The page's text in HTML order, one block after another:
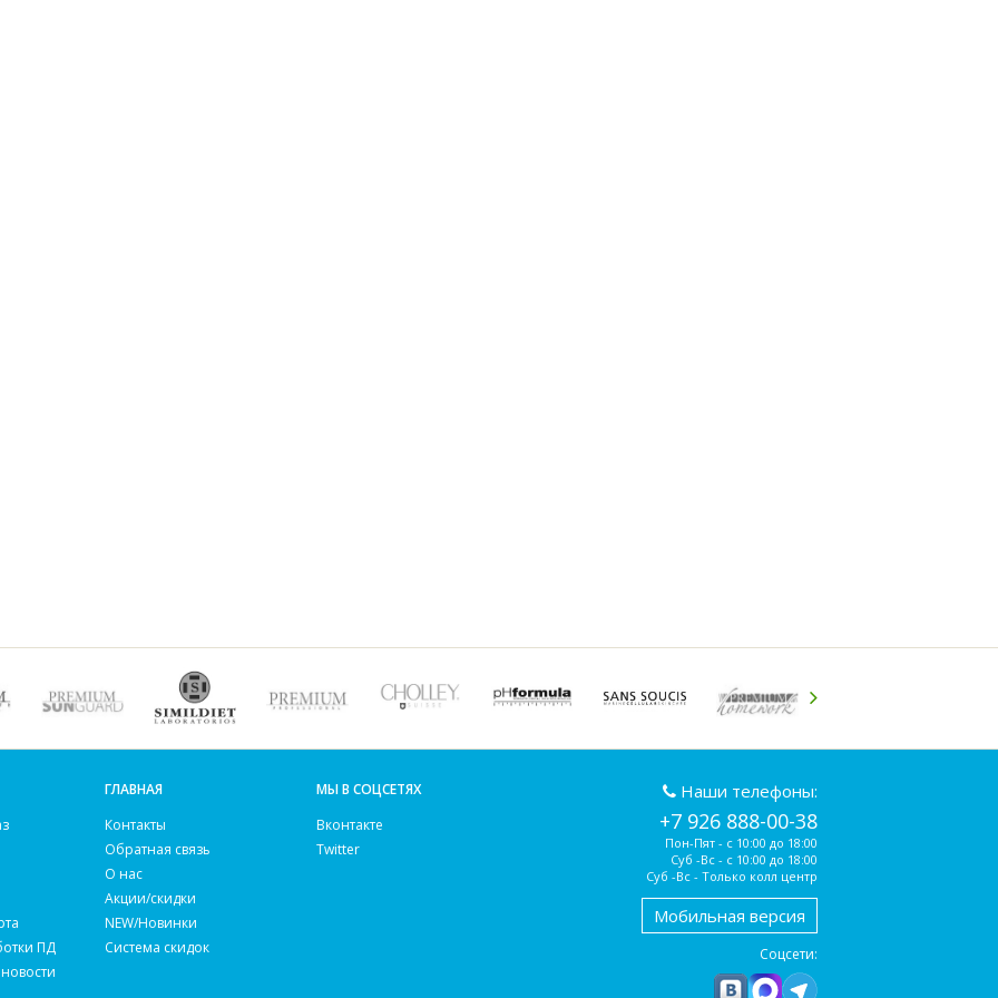
ПД
ГЛАВНАЯ
Контакты
Обратная связь
О нас
Акции/скидки
NEW/Новинки
Система скидок
МЫ В СОЦСЕТЯХ
Вконтакте
Twitter
Наши телефоны:
+7 926 888-00-38
Пон-Пят - с 10:00 до 18:00
Суб -Вс - с 10:00 до 18:00
Суб -Вс - Только колл центр
Мобильная версия
Соцсети: